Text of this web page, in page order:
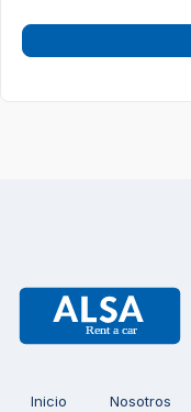
Inicio Nosotros